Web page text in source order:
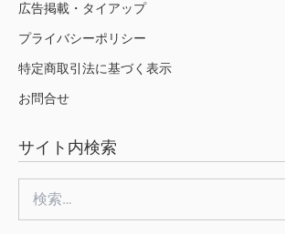
広告掲載・タイアップ
プライバシーポリシー
特定商取引法に基づく表示
お問合せ
サイト内検索
索: